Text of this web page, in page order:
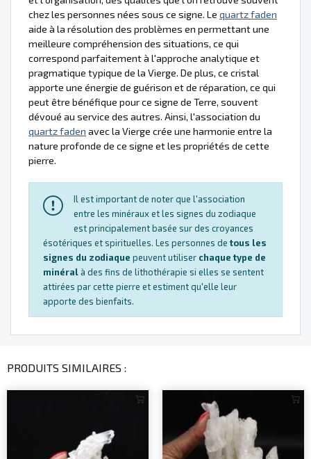
chez les personnes nées sous ce signe. Le quartz faden
aide à la résolution des problèmes en permettant une
meilleure compréhension des situations, ce qui
correspond parfaitement à l'approche analytique et
pragmatique typique de la Vierge. De plus, ce cristal
apporte une énergie de guérison et de réparation, ce qui
peut être bénéfique pour ce signe de Terre, souvent
dévoué au service des autres. Ainsi, l'association du
quartz faden avec la Vierge crée une harmonie entre la
nature profonde de ce signe et les propriétés de cette
pierre.
Il est important de noter que l'association
entre les minéraux et les signes du zodiaque
est principalement basée sur des croyances
ésotériques et spirituelles. Les personnes de tous les
signes du zodiaque peuvent utiliser chaque type de
minéralà des fins de lithothérapie si elles se sentent
attirées par cette pierre et estiment qu'elle leur
apporte des bienfaits.
PRODUITS SIMILAIRES :